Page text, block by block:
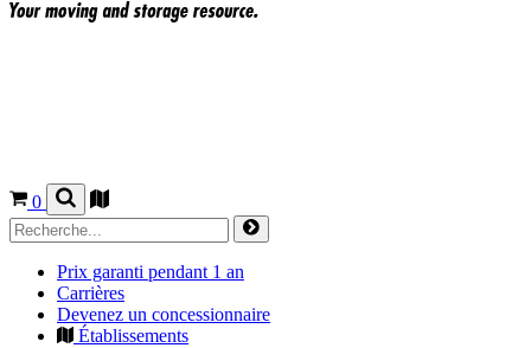
0
Prix garanti pendant 1 an
Carrières
Devenez un concessionnaire
Établissements